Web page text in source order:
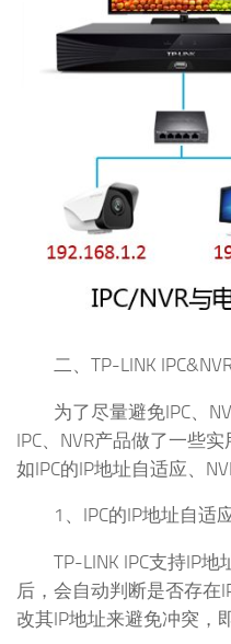
二、TP-LINK
为了尽量避免IPC、
IPC、NVR产品做了一些
如IPC的IP地址自适应、
1、IPC的IP地址自适
TP-LINK IPC支持IP地
后，会自动判断是否存在
改其IP地址来避免冲突，